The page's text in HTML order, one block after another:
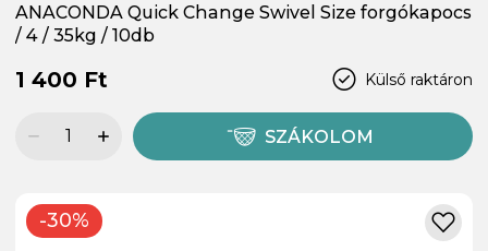
ANACONDA Quick Change Swivel Size forgókapocs
/ 4 / 35kg / 10db
Külső raktáron
1 400 Ft
SZÁKOLOM
-30%